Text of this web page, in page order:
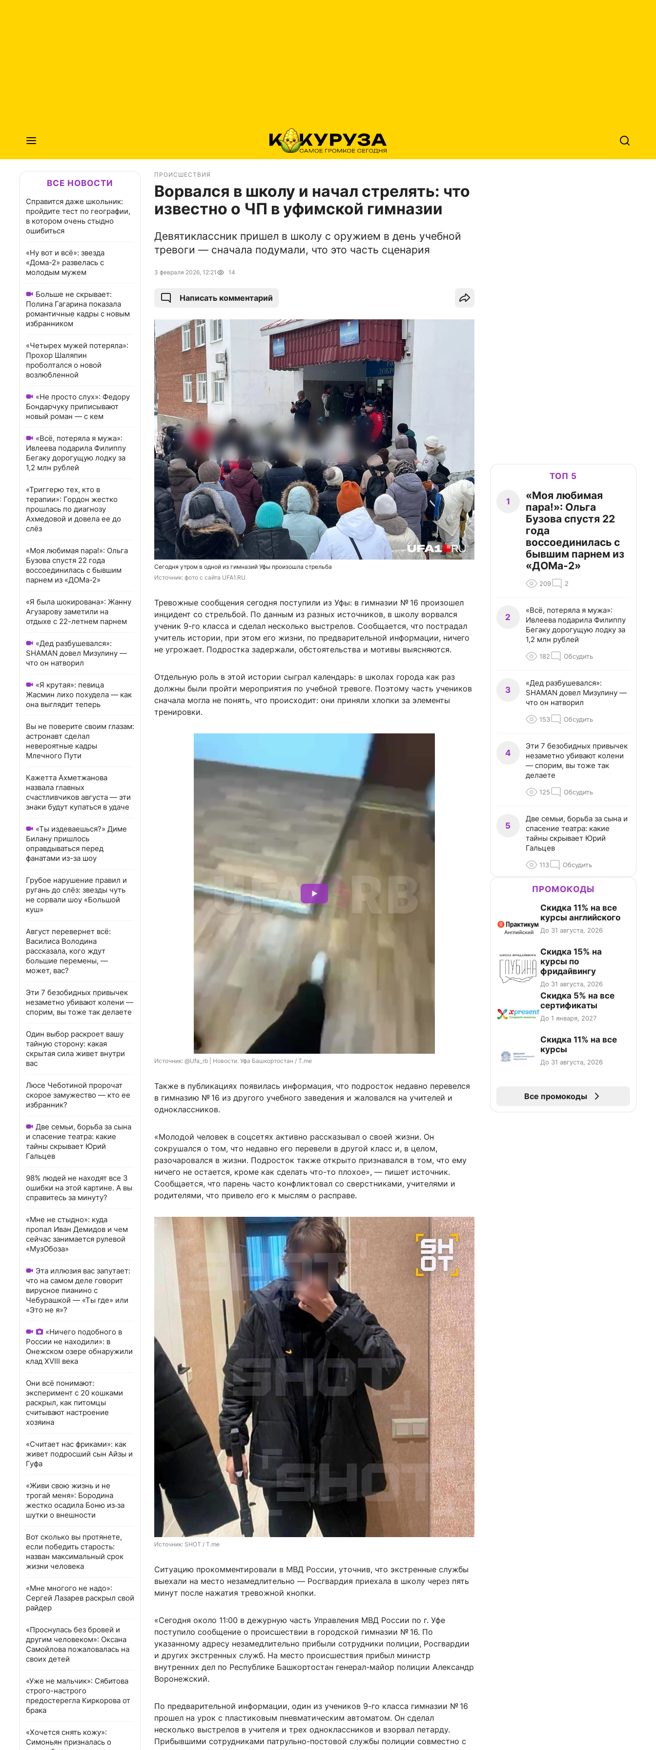
ВСЕ НОВОСТИ
Справится даже школьник:
пройдите тест по географии,
в котором очень стыдно
ошибиться
«Ну вот и всё»: звезда
«Дома-2» развелась с
молодым мужем
Больше не скрывает:
Полина Гагарина показала
романтичные кадры с новым
избранником
«Четырех мужей потеряла»:
Прохор Шаляпин
проболтался о новой
возлюбленной
«Не просто слух»: Федору
Бондарчуку приписывают
новый роман — с кем
«Всё, потеряла я мужа»:
Ивлеева подарила Филиппу
Бегаку дорогущую лодку за
1,2 млн рублей
«Триггерю тех, кто в
терапии»: Гордон жестко
прошлась по диагнозу
Ахмедовой и довела ее до
слёз
«Моя любимая пара!»: Ольга
Бузова спустя 22 года
воссоединилась с бывшим
парнем из «ДОМа-2»
«Я была шокирована»: Жанну
Агузарову заметили на
отдыхе с 22-летнем парнем
«Дед разбушевался»:
SHAMAN довел Мизулину —
что он натворил
«Я крутая»: певица
Жасмин лихо похудела — как
она выглядит теперь
Вы не поверите своим глазам:
астронавт сделал
невероятные кадры
Млечного Пути
Кажетта Ахметжанова
назвала главных
счастливчиков августа — эти
знаки будут купаться в удаче
«Ты издеваешься?» Диме
Билану пришлось
оправдываться перед
фанатами из-за шоу
Грубое нарушение правил и
ругань до слёз: звезды чуть
не сорвали шоу «Большой
куш»
Август перевернет всё:
Василиса Володина
рассказала, кого ждут
большие перемены, —
может, вас?
Эти 7 безобидных привычек
незаметно убивают колени —
спорим, вы тоже так делаете
Один выбор раскроет вашу
тайную сторону: какая
скрытая сила живет внутри
вас
Люсе Чеботиной пророчат
скорое замужество — кто ее
избранник?
Две семьи, борьба за сына
и спасение театра: какие
тайны скрывает Юрий
Гальцев
98% людей не находят все 3
ошибки на этой картине. А вы
справитесь за минуту?
«Мне не стыдно»: куда
пропал Иван Демидов и чем
сейчас занимается рулевой
«МузОбоза»
Эта иллюзия вас запутает:
что на самом деле говорит
вирусное пианино с
Чебурашкой — «Ты где» или
«Это не я»?
«Ничего подобного в
России не находили»: в
Онежском озере обнаружили
клад XVIII века
Они всё понимают:
эксперимент с 20 кошками
раскрыл, как питомцы
считывают настроение
хозяина
«Считает нас фриками»: как
живет подросший сын Айзы и
Гуфа
«Живи свою жизнь и не
трогай меня»: Бородина
жестко осадила Боню из‑за
шутки о внешности
Вот сколько вы протянете,
если победить старость:
назван максимальный срок
жизни человека
«Мне многого не надо»:
Сергей Лазарев раскрыл свой
райдер
«Проснулась без бровей и
другим человеком»: Оксана
Самойлова пожаловалась на
своих детей
«Уже не мальчик»: Сябитова
строго-настрого
предостерегла Киркорова от
брака
«Хочется снять кожу»:
Симоньян призналась о
ПРОИСШЕСТВИЯ
Ворвался в школу и начал стрелять: что
известно о ЧП в уфимской гимназии
Девятиклассник пришел в школу с оружием в день учебной
тревоги — сначала подумали, что это часть сценария
3 февраля 2026, 12:21 14
Написать комментарий
Сегодня утром в одной из гимназий Уфы произошла стрельба
Источник: фото с сайта UFA1.RU
Тревожные сообщения сегодня поступили из Уфы: в гимназии № 16 произошел
инцидент со стрельбой. По данным из разных источников, в школу ворвался
ученик 9-го класса и сделал несколько выстрелов. Сообщается, что пострадал
учитель истории, при этом его жизни, по предварительной информации, ничего
не угрожает. Подростка задержали, обстоятельства и мотивы выясняются.
Отдельную роль в этой истории сыграл календарь: в школах города как раз
должны были пройти мероприятия по учебной тревоге. Поэтому часть учеников
сначала могла не понять, что происходит: они приняли хлопки за элементы
тренировки.
Источник: @Ufa_rb | Новости. Уфа Башкортостан / T.me
Также в публикациях появилась информация, что подросток недавно перевелся
в гимназию № 16 из другого учебного заведения и жаловался на учителей и
одноклассников.
«Молодой человек в соцсетях активно рассказывал о своей жизни. Он
сокрушался о том, что недавно его перевели в другой класс и, в целом,
разочаровался в жизни. Подросток также открыто признавался в том, что ему
ничего не остается, кроме как сделать что-то плохое», — пишет источник.
Сообщается, что парень часто конфликтовал со сверстниками, учителями и
родителями, что привело его к мыслям о расправе.
Источник: SHOT / T.me
Ситуацию прокомментировали в МВД России, уточнив, что экстренные службы
выехали на место незамедлительно — Росгвардия приехала в школу через пять
минут после нажатия тревожной кнопки.
«Сегодня около 11:00 в дежурную часть Управления МВД России по г. Уфе
поступило сообщение о происшествии в городской гимназии № 16. По
указанному адресу незамедлительно прибыли сотрудники полиции, Росгвардии
и других экстренных служб. На место происшествия прибыл министр
внутренних дел по Республике Башкортостан генерал-майор полиции Александр
Воронежский.
По предварительной информации, один из учеников 9-го класса гимназии № 16
прошел на урок с пластиковым пневматическим автоматом. Он сделал
несколько выстрелов в учителя и трех одноклассников и взорвал петарду.
Прибывшими сотрудниками патрульно-постовой службы полиции совместно с
ТОП 5
1
«Моя любимая
пара!»: Ольга
Бузова спустя 22
года
воссоединилась с
бывшим парнем из
«ДОМа-2»
209 2
2
«Всё, потеряла я мужа»:
Ивлеева подарила Филиппу
Бегаку дорогущую лодку за
1,2 млн рублей
182 Обсудить
3
«Дед разбушевался»:
SHAMAN довел Мизулину —
что он натворил
153 Обсудить
4
Эти 7 безобидных привычек
незаметно убивают колени
— спорим, вы тоже так
делаете
125 Обсудить
5
Две семьи, борьба за сына и
спасение театра: какие
тайны скрывает Юрий
Гальцев
113 Обсудить
ПРОМОКОДЫ
Скидка 11% на все
курсы английского
До 31 августа, 2026
Скидка 15% на
курсы по
фридайвингу
До 31 августа, 2026
Скидка 5% на все
сертификаты
До 1 января, 2027
Скидка 11% на все
курсы
До 31 августа, 2026
Все промокоды